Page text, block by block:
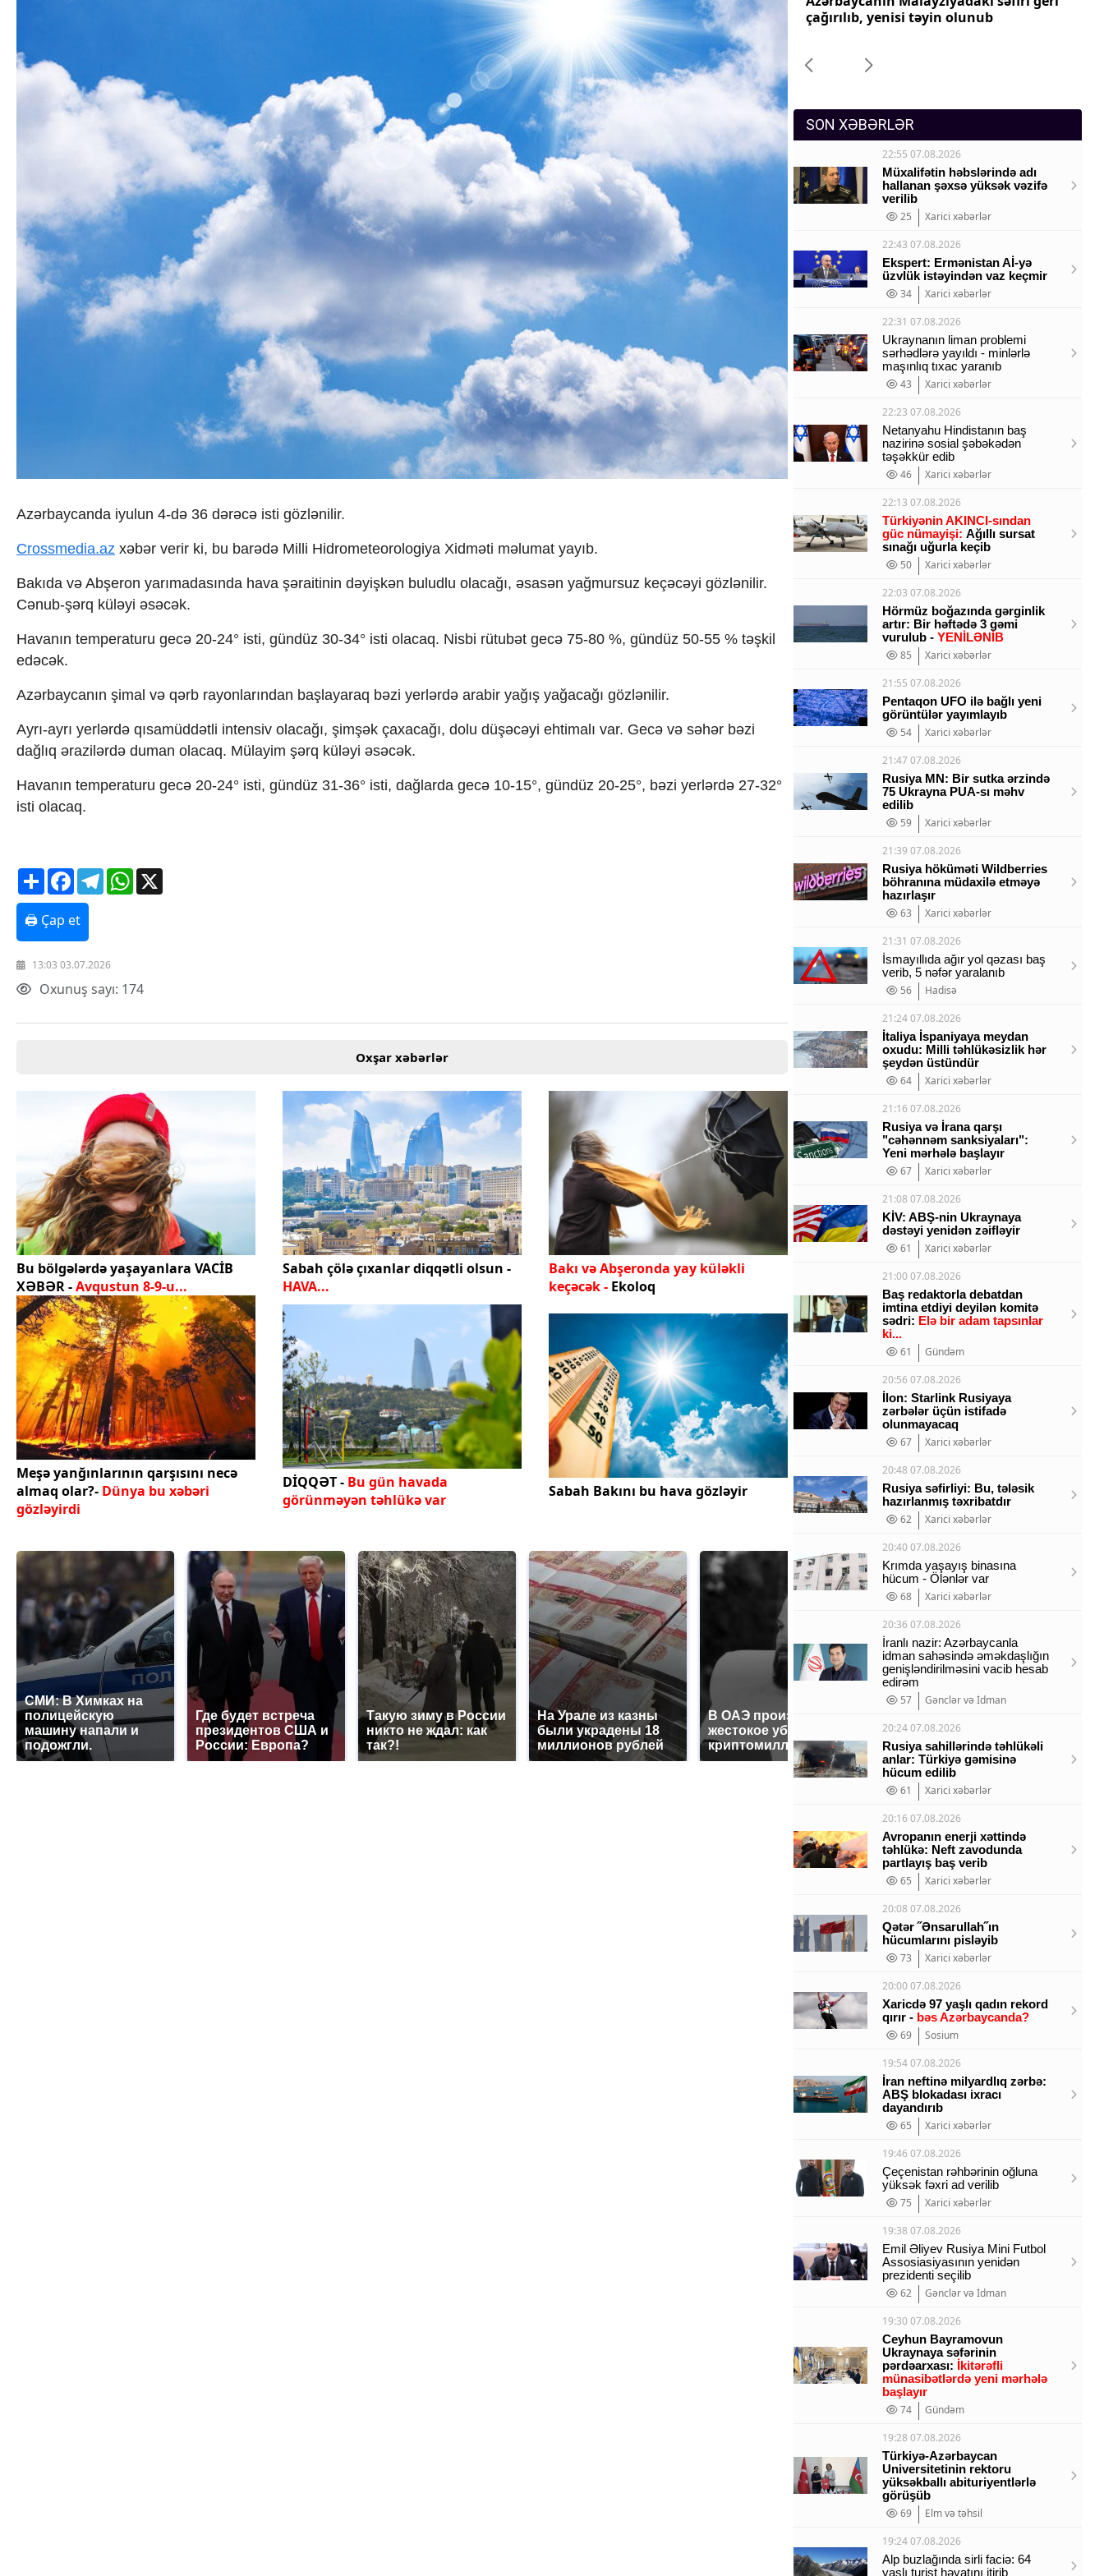
Sosium
Mənəvi dəyərlər
Texnologiya
Mətbuat-150
İqtisadi
Sosioloji
Araşdırma
Multimedia
Elm və təhsil
Mədəniyyət
Diaspor
Yüksəliş hekayəsi
Mədəniyyətimizin Zəfəri
Zəfər Diasporu
Ailə və uşaq
Hərbi sənaye
COP29
Crossmedia.az - 1 yaş
Məhkəmə və hüquq
Ekologiya
Gənclər və İdman
Media və QHT
Sağlamlıq
Mənəvi dəyərlər
Texnologiya
Əlaqə
Missiyamız
Azərbaycanda iyulun 4-də 36 dərəcə isti gözlənilir.
Crossmedia.az xəbər verir ki, bu barədə Milli Hidrometeorologiya Xidməti məlumat yayıb.
Bakıda və Abşeron yarımadasında hava şəraitinin dəyişkən buludlu olacağı, əsasən yağmursuz keçəcəyi gözlənilir.
Cənub-şərq küləyi əsəcək.
Havanın temperaturu gecə 20-24° isti, gündüz 30-34° isti olacaq. Nisbi rütubət gecə 75-80 %, gündüz 50-55 % təşkil
edəcək.
Azərbaycanın şimal və qərb rayonlarından başlayaraq bəzi yerlərdə arabir yağış yağacağı gözlənilir.
Ayrı-ayrı yerlərdə qısamüddətli intensiv olacağı, şimşək çaxacağı, dolu düşəcəyi ehtimalı var. Gecə və səhər bəzi
dağlıq ərazilərdə duman olacaq. Mülayim şərq küləyi əsəcək.
Havanın temperaturu gecə 20-24° isti, gündüz 31-36° isti, dağlarda gecə 10-15°, gündüz 20-25°, bəzi yerlərdə 27-32°
isti olacaq.
ShareFacebookTelegramWhatsApp
🖨 Çap et
13:03 03.07.2026
Oxunuş sayı: 174
Oxşar xəbərlər
Bu bölgələrdə yaşayanlara VACİB
XƏBƏR -Avqustun 8-9-u...
Sabah çölə çıxanlar diqqətli olsun -
HAVA...
Bakı və Abşeronda yay küləkli
keçəcək - Ekoloq
Meşə yanğınlarının qarşısını necə
almaq olar?- Dünya bu xəbəri
gözləyirdi
DİQQƏT - Bu gün havada
görünməyən təhlükə var
Sabah Bakını bu hava gözləyir
СМИ: В Химках на
полицейскую
машину напали и
подожгли.
Где будет встреча
президентов США и
России: Европа?
Такую зиму в России
никто не ждал: как
так?!
На Урале из казны
были украдены 18
миллионов рублей
В ОАЭ произошло
жестокое убийство
криптомиллионера
падению вертолета на
Кавказе: читать здесь
Forumunun Təşkilat Komitəsi yaradılıb
çağırılıb, yenisi təyin olunub
çağırılıb, yenisi təyin olunub
SON XƏBƏRLƏR
22:55 07.08.2026
Müxalifətin həbslərində adı
hallanan şəxsə yüksək vəzifə
verilib
25
Xarici xəbərlər
22:43 07.08.2026
Ekspert: Ermənistan Aİ-yə
üzvlük istəyindən vaz keçmir
34
Xarici xəbərlər
22:31 07.08.2026
Ukraynanın liman problemi
sərhədlərə yayıldı - minlərlə
maşınlıq tıxac yaranıb
43
Xarici xəbərlər
22:23 07.08.2026
Netanyahu Hindistanın baş
nazirinə sosial şəbəkədən
təşəkkür edib
46
Xarici xəbərlər
22:13 07.08.2026
Türkiyənin AKINCI-sından
güc nümayişi: Ağıllı sursat
sınağı uğurla keçib
50
Xarici xəbərlər
22:03 07.08.2026
Hörmüz boğazında gərginlik
artır: Bir həftədə 3 gəmi
vurulub - YENİLƏNİB
85
Xarici xəbərlər
21:55 07.08.2026
Pentaqon UFO ilə bağlı yeni
görüntülər yayımlayıb
54
Xarici xəbərlər
21:47 07.08.2026
Rusiya MN: Bir sutka ərzində
75 Ukrayna PUA-sı məhv
edilib
59
Xarici xəbərlər
21:39 07.08.2026
Rusiya höküməti Wildberries
böhranına müdaxilə etməyə
hazırlaşır
63
Xarici xəbərlər
21:31 07.08.2026
İsmayıllıda ağır yol qəzası baş
verib, 5 nəfər yaralanıb
56
Hadisə
21:24 07.08.2026
İtaliya İspaniyaya meydan
oxudu: Milli təhlükəsizlik hər
şeydən üstündür
64
Xarici xəbərlər
21:16 07.08.2026
Rusiya və İrana qarşı
"cəhənnəm sanksiyaları":
Yeni mərhələ başlayır
67
Xarici xəbərlər
21:08 07.08.2026
KİV: ABŞ-nin Ukraynaya
dəstəyi yenidən zəifləyir
61
Xarici xəbərlər
21:00 07.08.2026
Baş redaktorla debatdan
imtina etdiyi deyilən komitə
sədri: Elə bir adam tapsınlar
ki...
61
Gündəm
20:56 07.08.2026
İlon: Starlink Rusiyaya
zərbələr üçün istifadə
olunmayacaq
67
Xarici xəbərlər
20:48 07.08.2026
Rusiya səfirliyi: Bu, tələsik
hazırlanmış təxribatdır
62
Xarici xəbərlər
20:40 07.08.2026
Krımda yaşayış binasına
hücum - Ölənlər var
68
Xarici xəbərlər
20:36 07.08.2026
İranlı nazir: Azərbaycanla
idman sahəsində əməkdaşlığın
genişləndirilməsini vacib hesab
edirəm
57
Gənclər və İdman
20:24 07.08.2026
Rusiya sahillərində təhlükəli
anlar: Türkiyə gəmisinə
hücum edilib
61
Xarici xəbərlər
20:16 07.08.2026
Avropanın enerji xəttində
təhlükə: Neft zavodunda
partlayış baş verib
65
Xarici xəbərlər
20:08 07.08.2026
Qətər ˝Ənsarullah˝ın
hücumlarını pisləyib
73
Xarici xəbərlər
20:00 07.08.2026
Xaricdə 97 yaşlı qadın rekord
qırır - bəs Azərbaycanda?
69
Sosium
19:54 07.08.2026
İran neftinə milyardlıq zərbə:
ABŞ blokadası ixracı
dayandırıb
65
Xarici xəbərlər
19:46 07.08.2026
Çeçenistan rəhbərinin oğluna
yüksək fəxri ad verilib
75
Xarici xəbərlər
19:38 07.08.2026
Emil Əliyev Rusiya Mini Futbol
Assosiasiyasının yenidən
prezidenti seçilib
62
Gənclər və İdman
19:30 07.08.2026
Ceyhun Bayramovun
Ukraynaya səfərinin
pərdəarxası: İkitərəfli
münasibətlərdə yeni mərhələ
başlayır
74
Gündəm
19:28 07.08.2026
Türkiyə-Azərbaycan
Universitetinin rektoru
yüksəkballı abituriyentlərlə
görüşüb
69
Elm və təhsil
19:24 07.08.2026
Alp buzlağında sirli faciə: 64
yaşlı turist həyatını itirib